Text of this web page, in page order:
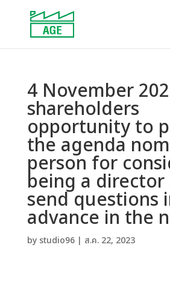
4 November
shareholders
opportunity to
the agenda
person for
being a director
send questions
advance in the
by studio96| ส.ค. 22, 2023